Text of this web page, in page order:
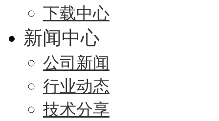
下载中心
新闻中心
公司新闻
行业动态
技术分享